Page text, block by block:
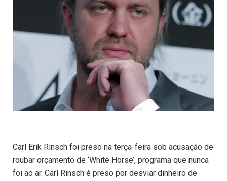
Carl Erik Rinsch foi preso na terça-feira sob acusação de
roubar orçamento de ‘White Horse’, programa que nunca
foi ao ar. Carl Rinsch é preso por desviar dinheiro de